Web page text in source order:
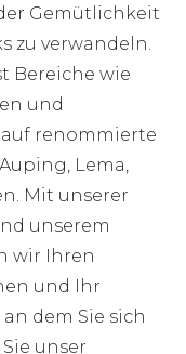
Gemütlichkeit
zu verwandeln.
Bereiche wie
und
renommierte
Lema,
Mit unserer
unserem
wir Ihren
und Ihr
dem Sie sich
unser